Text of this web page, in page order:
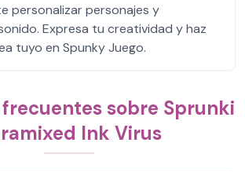
personalizar personajes y
Expresa tu creatividad y haz
tuyo en Spunky Juego.
sobre Sprunki
Ink Virus